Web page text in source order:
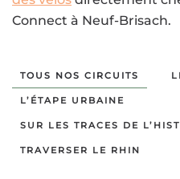
Connect à Neuf-Brisach.
TOUS NOS CIRCUITS
L’ÉTAPE URBAINE
SUR LES TRACES DE
TRAVERSER LE RHIN